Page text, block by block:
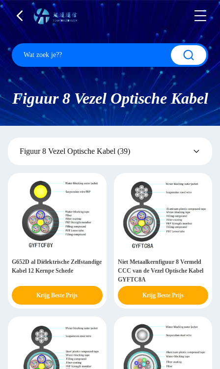
Figuur 8 Vezel Optische Kabel
Figuur 8 Vezel Optische Kabel (39)
G652D al Diëlektrische Zelfstandige
Kabel 12 Kernpe Schede
Krijg Beste Prijs
Niet Metaalkernfiguur 8 Vermeld
CCC van de Vezel Optische Kabel
GYFTC8A
Krijg Beste Prijs